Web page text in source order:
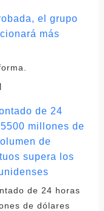
el grupo
más
de 24
millones de
de
supera los
de 24 horas
de dólares